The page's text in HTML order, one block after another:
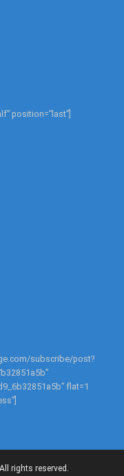
position=”last”]
subscribe/post?
flat=1
rights reserved.